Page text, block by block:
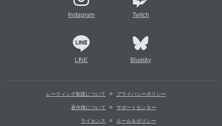
Instagram Twitch
LINE Bluesky
レーティング制度について プライバシーポリシー
著作権について サポートセンター
ライセンス ルール＆ポリシー